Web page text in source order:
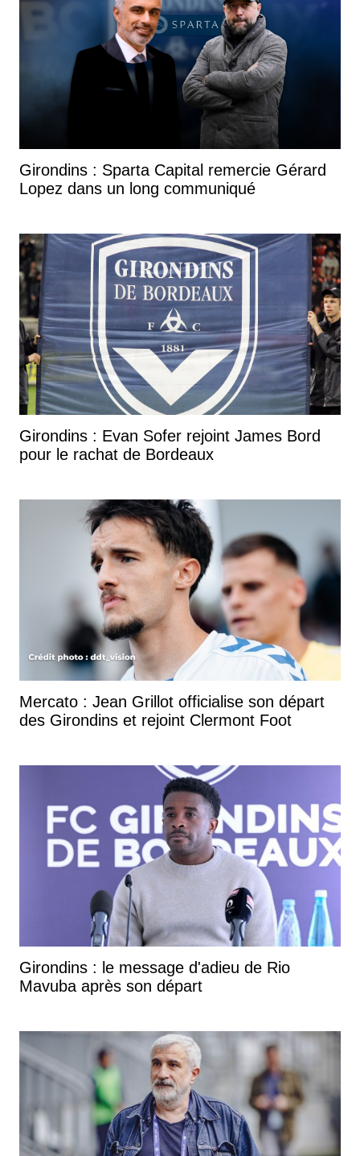
Girondins : Sparta Capital remercie Gérard
Lopez dans un long communiqué
Girondins : Evan Sofer rejoint James Bord
pour le rachat de Bordeaux
Mercato : Jean Grillot officialise son départ
des Girondins et rejoint Clermont Foot
Girondins : le message d'adieu de Rio
Mavuba après son départ